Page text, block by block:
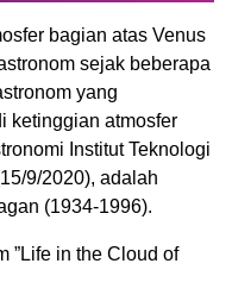
bagian atas Venus
sejak beberapa
yang
ketinggian atmosfer
Institut Teknologi
9/2020), adalah
(1934-1996).
”Life in the Cloud of